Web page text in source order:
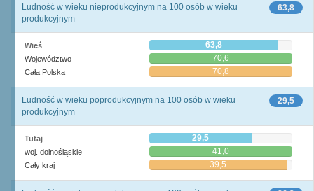
63,8
Ludność w wieku nieprodukcyjnym na 100 osób w wieku
produkcyjnym
Wieś 63,8
Województwo 70,6
Cała Polska 70,8
29,5
Ludność w wieku poprodukcyjnym na 100 osób w wieku
produkcyjnym
Tutaj 29,5
woj. dolnośląskie 41,0
Cały kraj 39,5